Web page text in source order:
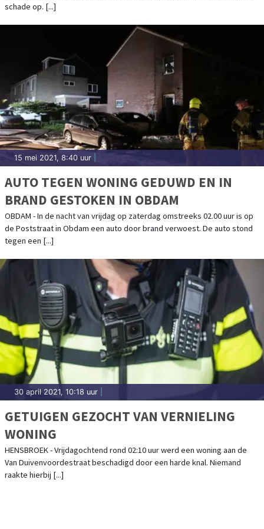
schade op. [...]
15 mei 2021, 8:40 uur
AUTO TEGEN WONING GEDUWD EN IN
BRAND GESTOKEN IN OBDAM
OBDAM - In de nacht van vrijdag op zaterdag omstreeks 02.00 uur is op
de Poststraat in Obdam een auto door brand verwoest. De auto stond
tegen een [...]
30 april 2021, 10:18 uur
GETUIGEN GEZOCHT VAN VERNIELING
WONING
HENSBROEK - Vrijdagochtend rond 02:10 uur werd een woning aan de
Van Duivenvoordestraat beschadigd door een harde knal. Niemand
raakte hierbij [...]